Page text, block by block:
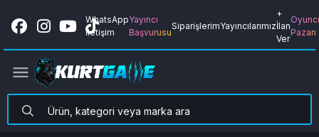
WhatsApp
İletişim
Yayıncı
Başvurusu
SiparişlerimYayıncılarımız
+
İlan
Ver
Pazarı